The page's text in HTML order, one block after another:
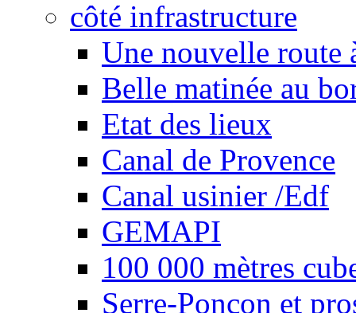
côté infrastructure
Une nouvelle route
Belle matinée au
Etat des lieux
Canal de Provence
Canal usinier /Edf
GEMAPI
100 000 mètres
Serre-Ponçon et